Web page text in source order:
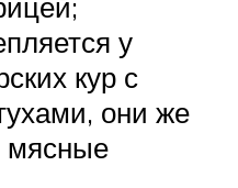
у
кур с
они же
мясные